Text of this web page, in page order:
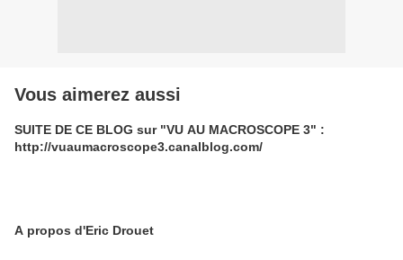
Vous aimerez aussi
SUITE DE CE BLOG sur "VU AU MACROSCOPE 3" :
http://vuaumacroscope3.canalblog.com/
A propos d'Eric Drouet